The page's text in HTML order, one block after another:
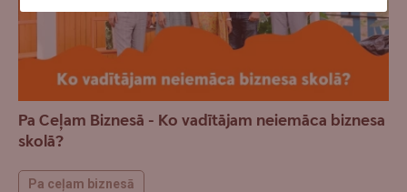
Pa Ceļam Biznesā - Ko vadītājam neiemāca biznesa
skolā?
Pa ceļam biznesā